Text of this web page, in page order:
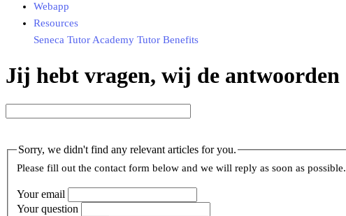
Webapp
Resources
Seneca Tutor Academy Tutor Benefits
Jij hebt vragen, wij de antwoorden
Sorry, we didn't find any relevant articles for you.
Please fill out the contact form below and we will reply as soon as possible.
Your email
Your question